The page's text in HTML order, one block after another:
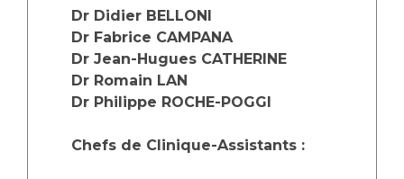
Handicap
Pôle Médecine Physique et Réadaptation
Écoles et Instituts de Formation
Plateforme des internes
Professionnels de santé
Dr Didier BELLONI
Dr Fabrice CAMPANA
Dr Jean-Hugues CATHERINE
Dr Romain LAN
Dr Philippe ROCHE-POGGI
Chefs de Clinique-Assistants :